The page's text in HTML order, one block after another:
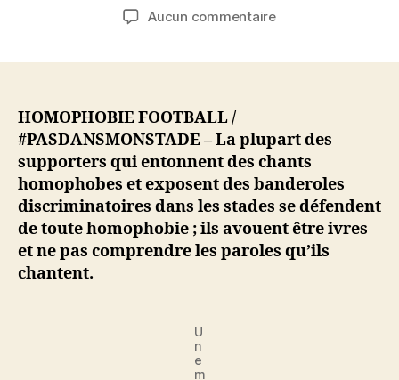
l’article
Aucun commentairesur
:
pas
d’l’homophobie
On
est
HOMOPHOBIE FOOTBALL /
#PASDANSMONSTADE – La plupart des
supporters qui entonnent des chants
homophobes et exposent des banderoles
discriminatoires dans les stades se défendent
de toute homophobie ; ils avouent être ivres
et ne pas comprendre les paroles qu’ils
chantent.
U
n
e
m